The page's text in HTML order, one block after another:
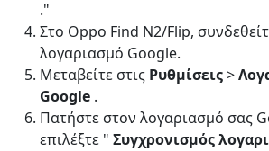
."
Στο Oppo Find N2/Flip,
λογαριασμό Google.
Μεταβείτε στις Ρυθμίσεις>
Google .
Πατήστε στον λογαριασμό σας
επιλέξτε " Συγχρονισμός